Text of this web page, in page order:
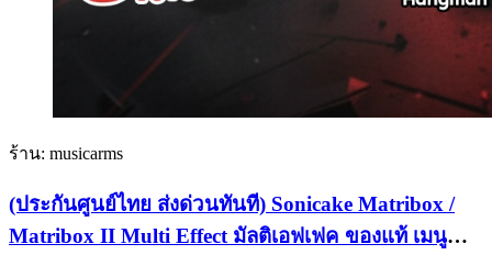
ร้าน: musicarms
(ประกันศูนย์ไทย ส่งด่วนทันที) Sonicake Matribox /
Matribox II Multi Effect มัลติเอฟเฟค ของแท้ เมนู